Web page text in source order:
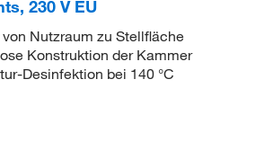
230 V EU
Nutzraum zu Stellfläche
Konstruktion der Kammer
Desinfektion bei 140 °C